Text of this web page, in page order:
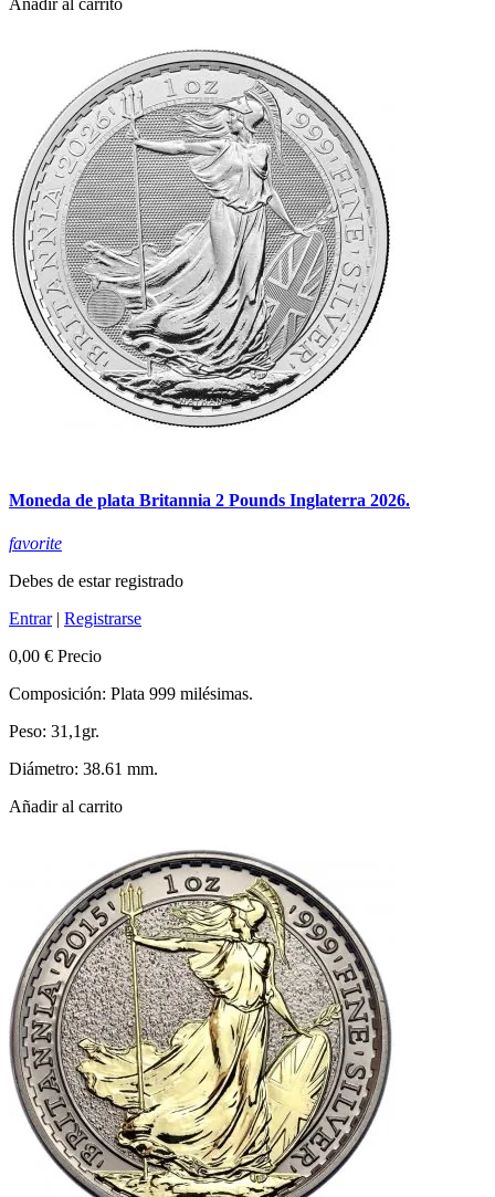
Añadir al carrito
Moneda de plata Britannia 2 Pounds Inglaterra 2026.
favorite
Debes de estar registrado
Entrar| Registrarse
0,00 € Precio
Composición: Plata 999 milésimas.
Peso: 31,1gr.
Diámetro: 38.61 mm.
Añadir al carrito